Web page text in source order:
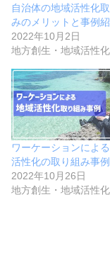
自治体の地域活性化
みのメリットと事例
2022年10月2日
地方創生・地域活性化
ワーケーションによ
活性化の取り組み事
2022年10月26日
地方創生・地域活性化